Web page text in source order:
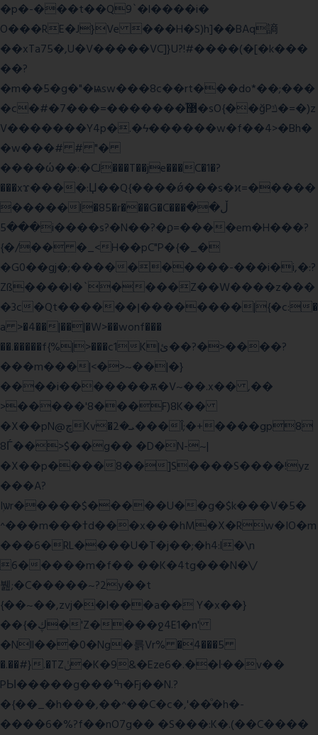
�p�-���t��Q9`�l����i�
O���RE�J}Ve ���H�S)h]��BAq謪
��xTa75�,U�V�����VC]}U?!#����(�[�k���
��?
�m��5�g�"�ѩsw���8c��rt���do*��;���
�c�#�޳�ͯ������=���7�sO{��ğPݿ�=�)z
V�������Y4p�.�ϟ������w�f��4>�Bh�
�w���# # "�
����ώ��:�CJ���T��je���C�1�?
���xϫ����:Џ��Q{����ǿ���s�ϰ=�����
�����l�85�r���G�C���ڵ��
���5i����s?�N��?�ϼ=����em�H���?
{�/�� �_<H��pC"P�{�_�
�G0��gj�;����������-���i�i,�:?
Zß����l�`����Z��W����z���
�3c�Qt������ן��������|{�c:�
a >�4��|��|�W>��wonf���
��.�����f{%|>���c1K|ئ��?�>����?
���m���|<�>~��|�}
����i�������ѫ�V~��.x�� ,��
>�����'8���F)8K��
�X��pN@ڇKv�ܝ�2���Î;�+����gp8
8Ѓ��>$��g�� �D�N-~|
�X��p����8��]S����S����!yz
���A?
Iۭѡr�����$�����U��g�$k���V�5�
^���m���ߙd���x���hM�X�Rw�IO�m
���6�RL����U�T�j��;�h4:l�\n
6�����m�f�� ��K�4tg���N�\/
뷆;�C�����~?2y��t
{��~��,zvj��l���a�� Y�x��}
��{�ڮ�'Z����ջ4E1�n'
�Nll���0�Ng�륽Vr% �4���5
�.��#}.�TZݩ�K�9&�Eze6�.��ŀ��v��
PЫ�����g���ߒ�Fj��N.?
�{��_�h���,��^��C�c�,'��ͦ�h�-
����6�%?f��nO7 g�� �S���:K�.(��C����